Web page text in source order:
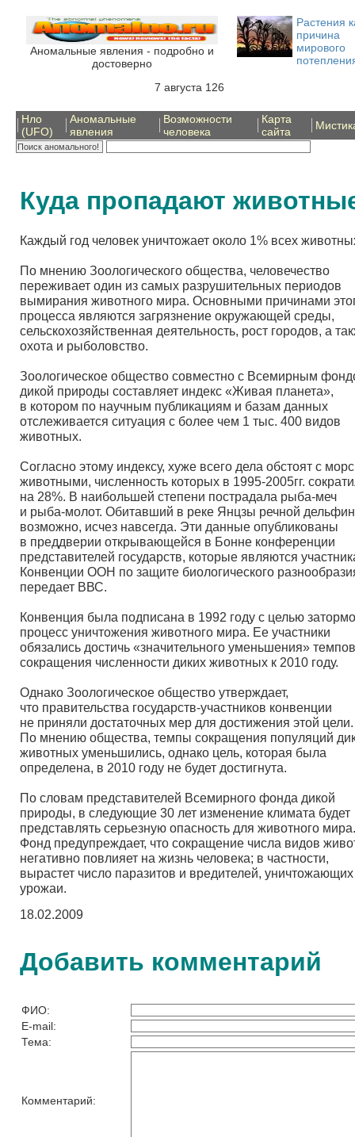
Аномальные явления - подробно и
достоверно
7 августа 126
Растения
причина
мирового
Нло
(UFO)
Аномальные
явления
Возможности
человека
Карта
сайта
Куда пропадают
Каждый год человек уничтожает около 1% всех
По мнению Зоологического общества, человечество
переживает один из самых разрушительных периодов
вымирания животного мира. Основными причинами
процесса являются загрязнение окружающей среды,
сельскохозяйственная деятельность, рост городов, а
охота и рыболовство.
Зоологическое общество совместно с Всемирным
дикой природы составляет индекс «Живая планета»,
в котором по научным публикациям и базам данных
отслеживается ситуация с более чем 1 тыс. 400 видов
животных.
Согласно этому индексу, хуже всего дела обстоят с
животными, численность которых в 1995-2005гг.
на 28%. В наибольшей степени пострадала рыба-меч
и рыба-молот. Обитавший в реке Янцзы речной
возможно, исчез навсегда. Эти данные опубликованы
в преддверии открывающейся в Бонне конференции
представителей государств, которые являются
Конвенции ООН по защите биологического
передает ВВС.
Конвенция была подписана в 1992 году с целью
процесс уничтожения животного мира. Ее участники
обязались достичь «значительного уменьшения» темпов
сокращения численности диких животных к 2010 году.
Однако Зоологическое общество утверждает,
что правительства государств-участников конвенции
не приняли достаточных мер для достижения этой цели.
По мнению общества, темпы сокращения популяций
животных уменьшились, однако цель, которая была
определена, в 2010 году не будет достигнута.
По словам представителей Всемирного фонда дикой
природы, в следующие 30 лет изменение климата будет
представлять серьезную опасность для животного мира.
Фонд предупреждает, что сокращение числа видов
негативно повлияет на жизнь человека; в частности,
вырастет число паразитов и вредителей, уничтожающих
урожаи.
18.02.2009
Добавить комментарий
ФИО:
E-mail:
Тема:
Комментарий: